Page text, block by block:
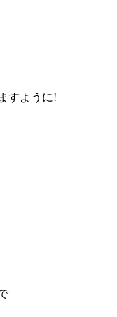
すように!